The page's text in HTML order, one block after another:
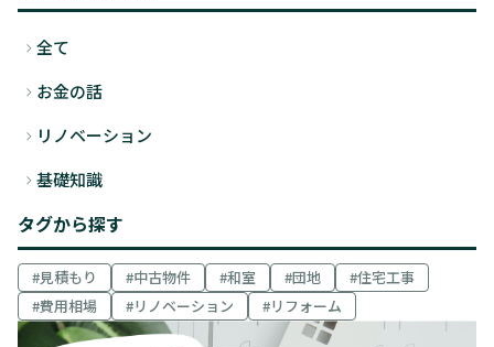
全て
お金の話
リノベーション
基礎知識
タグから探す
見積もり 中古物件 和室 団地
住宅工事
費用相場
リノベーション リフォーム